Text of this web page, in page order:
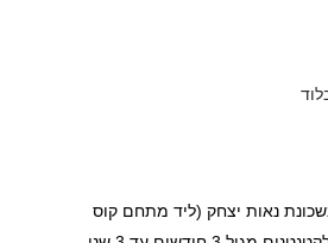
נאות יצחק (ליד מתחם קוס